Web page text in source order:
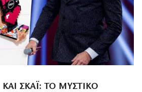
ΣΚΆΙ: ΤΟ ΜΥΣΤΙΚΌ